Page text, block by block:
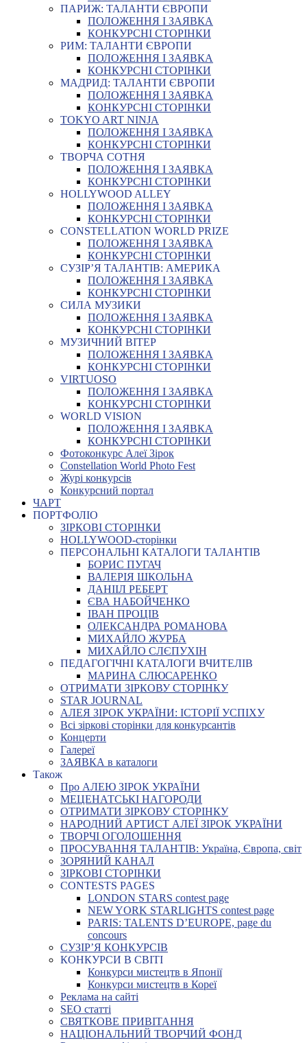
ПАРИЖ: ТАЛАНТИ ЄВРОПИ
ПОЛОЖЕННЯ І ЗАЯВКА
КОНКУРСНІ СТОРІНКИ
РИМ: ТАЛАНТИ ЄВРОПИ
ПОЛОЖЕННЯ І ЗАЯВКА
КОНКУРСНІ СТОРІНКИ
МАДРИД: ТАЛАНТИ ЄВРОПИ
ПОЛОЖЕННЯ І ЗАЯВКА
КОНКУРСНІ СТОРІНКИ
TOKYO ART NINJA
ПОЛОЖЕННЯ І ЗАЯВКА
КОНКУРСНІ СТОРІНКИ
ТВОРЧА СОТНЯ
ПОЛОЖЕННЯ І ЗАЯВКА
КОНКУРСНІ СТОРІНКИ
HOLLYWOOD ALLEY
ПОЛОЖЕННЯ І ЗАЯВКА
КОНКУРСНІ СТОРІНКИ
CONSTELLATION WORLD PRIZE
ПОЛОЖЕННЯ І ЗАЯВКА
КОНКУРСНІ СТОРІНКИ
СУЗІР’Я ТАЛАНТІВ: АМЕРИКА
ПОЛОЖЕННЯ І ЗАЯВКА
КОНКУРСНІ СТОРІНКИ
СИЛА МУЗИКИ
ПОЛОЖЕННЯ І ЗАЯВКА
КОНКУРСНІ СТОРІНКИ
МУЗИЧНИЙ ВІТЕР
ПОЛОЖЕННЯ І ЗАЯВКА
КОНКУРСНІ СТОРІНКИ
VIRTUOSO
ПОЛОЖЕННЯ І ЗАЯВКА
КОНКУРСНІ СТОРІНКИ
WORLD VISION
ПОЛОЖЕННЯ І ЗАЯВКА
КОНКУРСНІ СТОРІНКИ
Фотоконкурс Алеї Зірок
Constellation World Photo Fest
Журі конкурсів
Конкурсний портал
ЧАРТ
ПОРТФОЛІО
ЗІРКОВІ СТОРІНКИ
HOLLYWOOD-сторінки
ПЕРСОНАЛЬНІ КАТАЛОГИ ТАЛАНТІВ
БОРИС ПУГАЧ
ВАЛЕРІЯ ШКОЛЬНА
ДАНІІЛ РЕБЕРТ
ЄВА НАБОЙЧЕНКО
ІВАН ПРОЦІВ
ОЛЕКСАНДРА РОМАНОВА
МИХАЙЛО ЖУРБА
МИХАЙЛО СЛЄПУХІН
ПЕДАГОГІЧНІ КАТАЛОГИ ВЧИТЕЛІВ
МАРИНА СЛЮСАРЕНКО
ОТРИМАТИ ЗІРКОВУ СТОРІНКУ
STAR JOURNAL
АЛЕЯ ЗІРОК УКРАЇНИ: ІСТОРІЇ УСПІХУ
Всі зіркові сторінки для конкурсантів
Концерти
Галереї
ЗАЯВКА в каталоги
Також
Про АЛЕЮ ЗІРОК УКРАЇНИ
МЕЦЕНАТСЬКІ НАГОРОДИ
ОТРИМАТИ ЗІРКОВУ СТОРІНКУ
НАРОДНИЙ АРТИСТ АЛЕЇ ЗІРОК УКРАЇНИ
ТВОРЧІ ОГОЛОШЕННЯ
ПРОСУВАННЯ ТАЛАНТІВ: Україна, Європа, світ
ЗОРЯНИЙ КАНАЛ
ЗІРКОВІ СТОРІНКИ
CONTESTS PAGES
LONDON STARS contest page
NEW YORK STARLIGHTS contest page
PARIS: TALENTS D’EUROPE, page du
concours
СУЗІР’Я КОНКУРСІВ
КОНКУРСИ В СВІТІ
Конкурси мистецтв в Японії
Конкурси мистецтв в Кореї
Реклама на сайті
SEO статті
СВЯТКОВЕ ПРИВІТАННЯ
НАЦІОНАЛЬНИЙ ТВОРЧИЙ ФОНД